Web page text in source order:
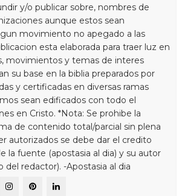
y/o publicar sobre, nombres de
aunque estos sean
movimiento no apegado a las
esta elaborada para traer luz en
movimientos y temas de interes
su base en la biblia preparados por
y certificadas en diversas ramas
sean edificados con todo el
en Cristo. *Nota: Se prohibe la
de contenido total/parcial sin plena
autorizados se debe dar el credito
la fuente (apostasia al dia) y su autor
redactor). -Apostasia al dia